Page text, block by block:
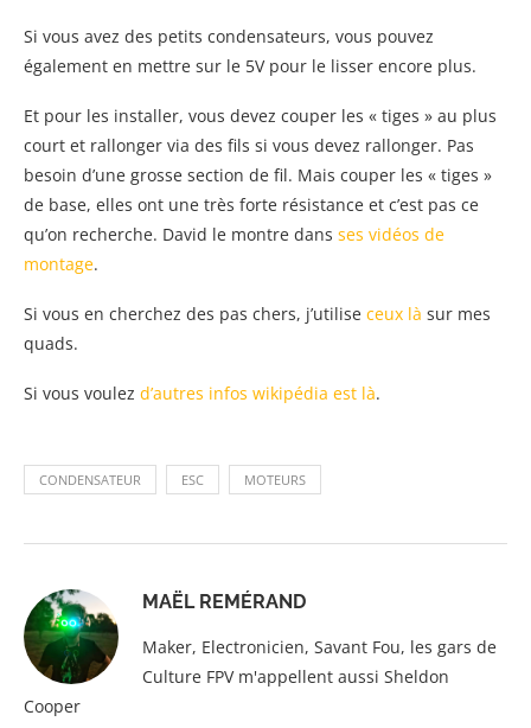
Si vous avez des petits condensateurs, vous pouvez
également en mettre sur le 5V pour le lisser encore plus.
Et pour les installer, vous devez couper les « tiges » au plus
court et rallonger via des fils si vous devez rallonger. Pas
besoin d’une grosse section de fil. Mais couper les « tiges »
de base, elles ont une très forte résistance et c’est pas ce
qu’on recherche. David le montre dans ses vidéos de
montage.
Si vous en cherchez des pas chers, j’utilise ceux là sur mes
quads.
Si vous voulez d’autres infos wikipédia est là.
CONDENSATEUR ESC MOTEURS
MAËL REMÉRAND
Maker, Electronicien, Savant Fou, les gars de
Culture FPV m'appellent aussi Sheldon
Cooper